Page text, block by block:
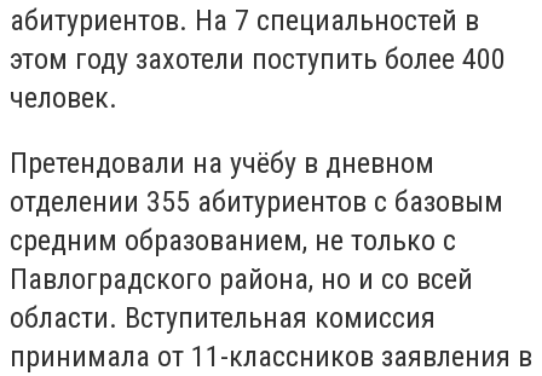
абитуриентов. На 7 специальностей в
этом году захотели поступить более 400
человек.
Претендовали на учёбу в дневном
отделении 355 абитуриентов с базовым
средним образованием, не только с
Павлоградского района, но и со всей
области. Вступительная комиссия
принимала от 11-классников заявления в